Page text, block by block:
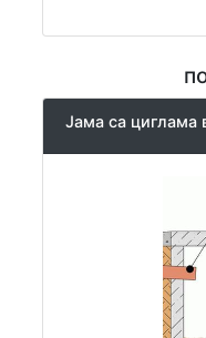
Јама са циглама